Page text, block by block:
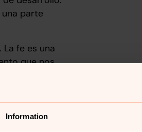
Information
parte
fe es una
que nos
entre
todos.